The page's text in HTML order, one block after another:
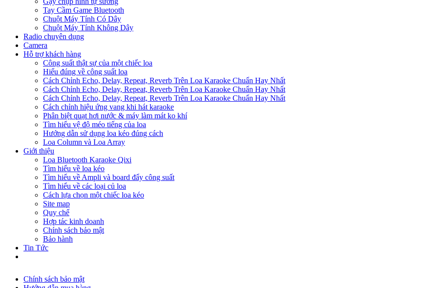
Tay Cầm Game Bluetooth
Chuột Máy Tính Có Dây
Chuột Máy Tính Không Dây
Radio chuyên dụng
Camera
Hỗ trợ khách hàng
Công suất thật sự của một chiếc loa
Hiểu đúng về công suất loa
Cách Chỉnh Echo, Delay, Repeat, Reverb Trên Loa Karaoke Chuẩn Hay Nhất
Cách Chỉnh Echo, Delay, Repeat, Reverb Trên Loa Karaoke Chuẩn Hay Nhất
Cách Chỉnh Echo, Delay, Repeat, Reverb Trên Loa Karaoke Chuẩn Hay Nhất
Cách chỉnh hiệu ứng vang khi hát karaoke
Phân biệt quạt hơi nước & máy làm mát ko khí
Tìm hiểu vệ độ méo tiếng của loa
Hướng dẫn sử dụng loa kéo đúng cách
Loa Column và Loa Array
Giới thiệu
Loa Bluetooth Karaoke Qixi
Tìm hiểu về loa kéo
Tìm hiểu về Ampli và board đẩy công suất
Tìm hiểu về các loại củ loa
Cách lựa chọn một chiếc loa kéo
Site map
Quy chế
Hợp tác kinh doanh
Chính sách bảo mật
Bảo hành
Tin Tức
Chính sách bảo mật